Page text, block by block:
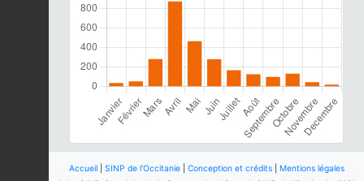
Accueil| SINP de l'Occitanie| Conception et crédits| Mentions légales